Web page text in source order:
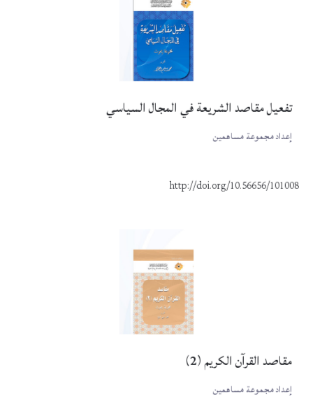
تفعيل مقاصد الشريعة في المجال السياسي
إعداد مجموعة مساهمين
http://doi.org/10.56656/101008
مقاصد القرآن الكريم (2)
إعداد مجموعة مساهمين